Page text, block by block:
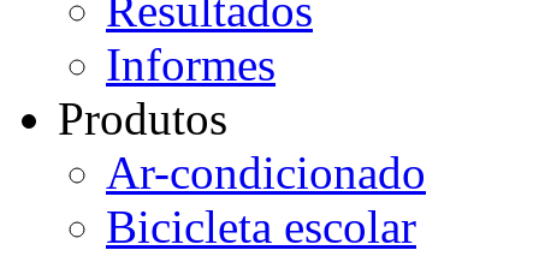
Informes
Produtos
Ar-condicionado
Bicicleta escolar